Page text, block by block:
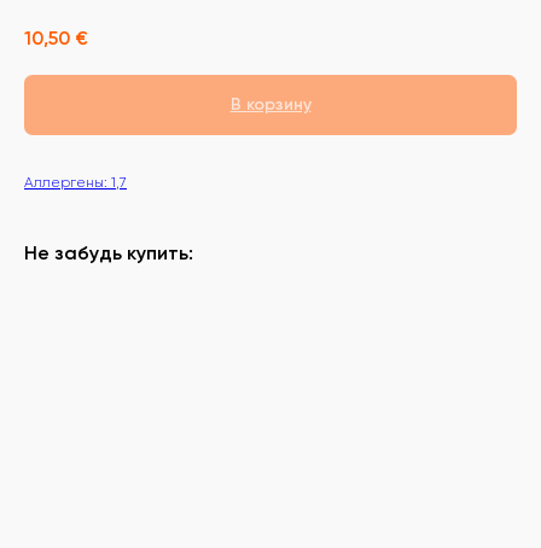
10,50 €
В корзину
Аллергены: 1,7
Не забудь купить: